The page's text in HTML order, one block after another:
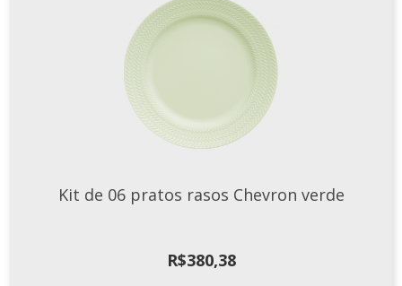
Kit de 06 pratos rasos Chevron verde
R$380,38